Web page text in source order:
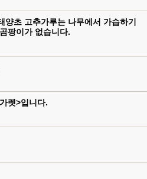
초 고추가루는 나무에서 가습하기
팡이가 없습니다.
렛>입니다.